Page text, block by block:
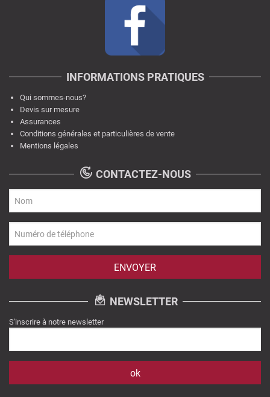
INFORMATIONS PRATIQUES
Qui sommes-nous?
Devis sur mesure
Assurances
Conditions générales et particulières de vente
Mentions légales
CONTACTEZ-NOUS
NEWSLETTER
S'inscrire à notre newsletter